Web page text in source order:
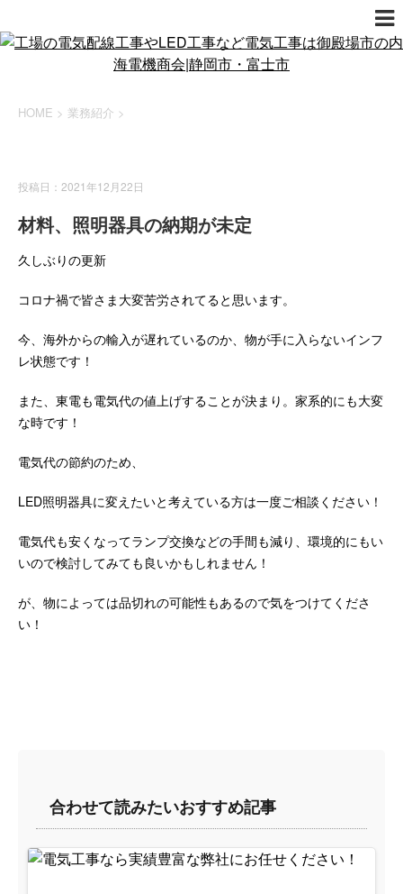
HOME > 業務紹介 >
投稿日：2021年12月22日
材料、照明器具の納期が未定
久しぶりの更新
コロナ禍で皆さま大変苦労されてると思います。
今、海外からの輸入が遅れているのか、物が手に入らないインフ
レ状態です！
また、東電も電気代の値上げすることが決まり。家系的にも大変
な時です！
電気代の節約のため、
LED照明器具に変えたいと考えている方は一度ご相談ください！
電気代も安くなってランプ交換などの手間も減り、環境的にもい
いので検討してみても良いかもしれません！
が、物によっては品切れの可能性もあるので気をつけてくださ
い！
合わせて読みたいおすすめ記事